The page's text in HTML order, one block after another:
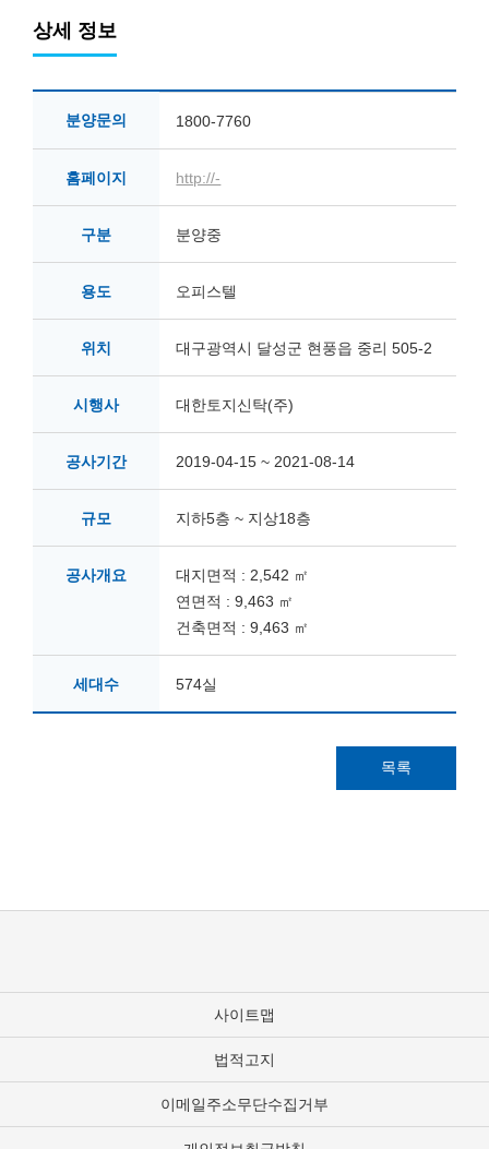
상세 정보
분양문의 1800-7760
홈페이지 http://-
구분 분양중
용도 오피스텔
위치 대구광역시 달성군 현풍읍 중리 505-2
시행사 대한토지신탁(주)
공사기간 2019-04-15 ~ 2021-08-14
규모 지하5층 ~ 지상18층
공사개요
대지면적 : 2,542 ㎡
연면적 : 9,463 ㎡
건축면적 : 9,463 ㎡
세대수 574실
목록
사이트맵
법적고지
이메일주소무단수집거부